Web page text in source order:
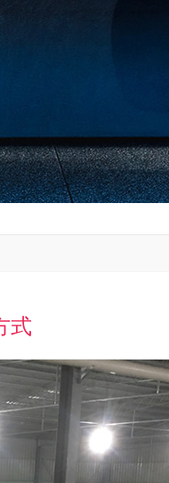
式